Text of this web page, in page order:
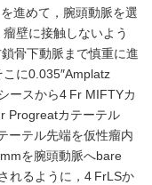
進めて，腕頭動脈を選
壁に接触しないよう
骨下動脈まで慎重に進
に0.035″Amplatz
ースから4 Fr MIFTYカ
Progreatカテーテル
ーテル先端を仮性瘤内
を腕頭動脈へbare
れるように，4 FrLSか